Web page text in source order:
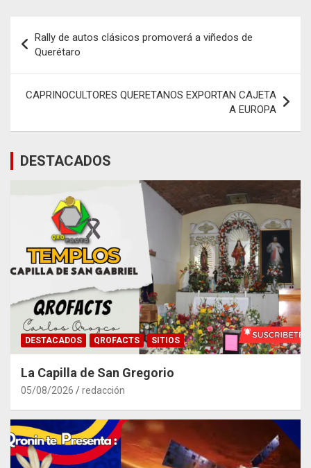
de
entradas
Rally de autos clásicos promoverá a viñedos de
Querétaro
CAPRINOCULTORES QUERETANOS EXPORTAN CAJETA
A EUROPA
DESTACADOS
DESTACADOS QROFACTS SITIOS
La Capilla de San Gregorio
05/08/2026 redacción